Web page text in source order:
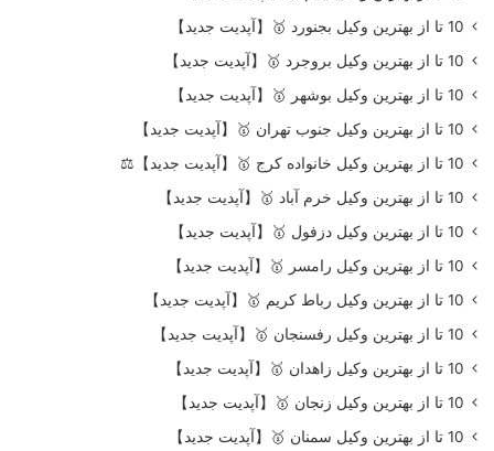
10 تا از بهترین وکیل بجنورد 🥇【آپدیت جدید】
10 تا از بهترین وکیل بروجرد 🥇【آپدیت جدید】
10 تا از بهترین وکیل بوشهر 🥇【آپدیت جدید】
10 تا از بهترین وکیل جنوب تهران 🥇【آپدیت جدید】
10 تا از بهترین وکیل خانواده کرج 🥇【آپدیت جدید】⚖️
10 تا از بهترین وکیل خرم آباد 🥇【آپدیت جدید】
10 تا از بهترین وکیل دزفول 🥇【آپدیت جدید】
10 تا از بهترین وکیل رامسر 🥇【آپدیت جدید】
10 تا از بهترین وکیل رباط کریم 🥇【آپدیت جدید】
10 تا از بهترین وکیل رفسنجان 🥇【آپدیت جدید】
10 تا از بهترین وکیل زاهدان 🥇【آپدیت جدید】
10 تا از بهترین وکیل زنجان 🥇【آپدیت جدید】
10 تا از بهترین وکیل سمنان 🥇【آپدیت جدید】